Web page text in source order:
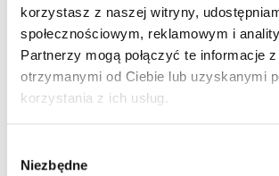
korzystasz z naszej witryny,
społecznościowym, reklamowym i
Partnerzy mogą połączyć te informacje
otrzymanymi od Ciebie lub uzyskanymi
korzystania z ich usług.
zgody
Niezbędne